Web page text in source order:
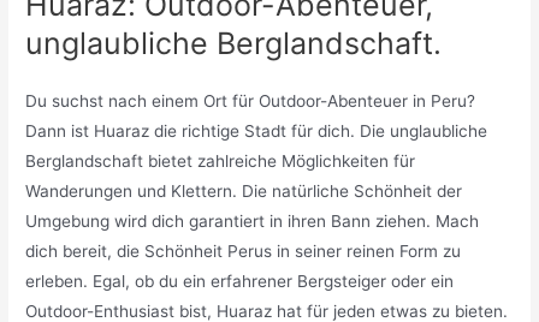
unglaubliche Berglandschaft.
Du suchst nach einem Ort für Outdoor-Abenteuer in Peru?
Dann ist Huaraz die richtige Stadt für dich. Die unglaubliche
Berglandschaft bietet zahlreiche Möglichkeiten für
Wanderungen und Klettern. Die natürliche Schönheit der
Umgebung wird dich garantiert in ihren Bann ziehen. Mach
dich bereit, die Schönheit Perus in seiner reinen Form zu
erleben. Egal, ob du ein erfahrener Bergsteiger oder ein
Outdoor-Enthusiast bist, Huaraz hat für jeden etwas zu bieten.